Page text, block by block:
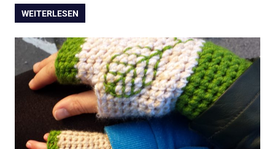
WEITERLESEN